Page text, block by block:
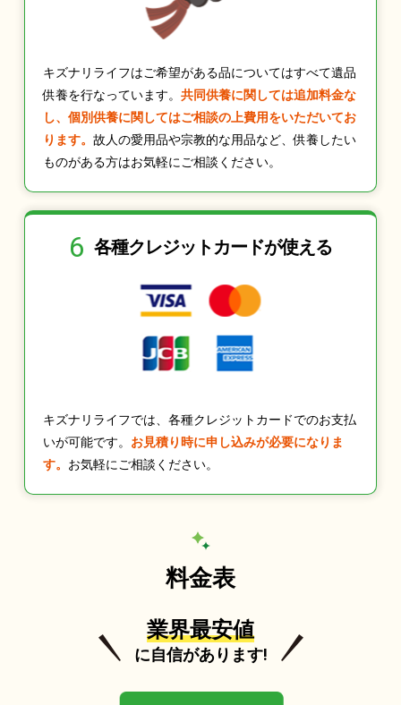
キズナリライフはご希望がある品についてはすべて遺品
供養を行なっています。 共同供養に関しては追加料金な
し、個別供養に関してはご相談の上費用をいただいてお
ります。 故人の愛用品や宗教的な用品など、供養したい
ものがある方はお気軽にご相談ください。
6 各種クレジットカードが使える
キズナリライフでは、各種クレジットカードでのお支払
いが可能です。 お見積り時に申し込みが必要になりま
す。 お気軽にご相談ください。
料金表
業界最安値
に自信があります!